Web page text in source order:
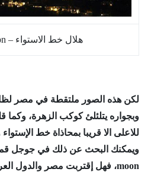
هلال خط الاستواء – equator moon
لكن هذه الصور ملتقطة في مصر
وبجواره يتلئلئ كوكب الزهرة، وكما
للاعلى الا قريبا بمحاذاة خط
moon، فهل إقتربت مصر والدول